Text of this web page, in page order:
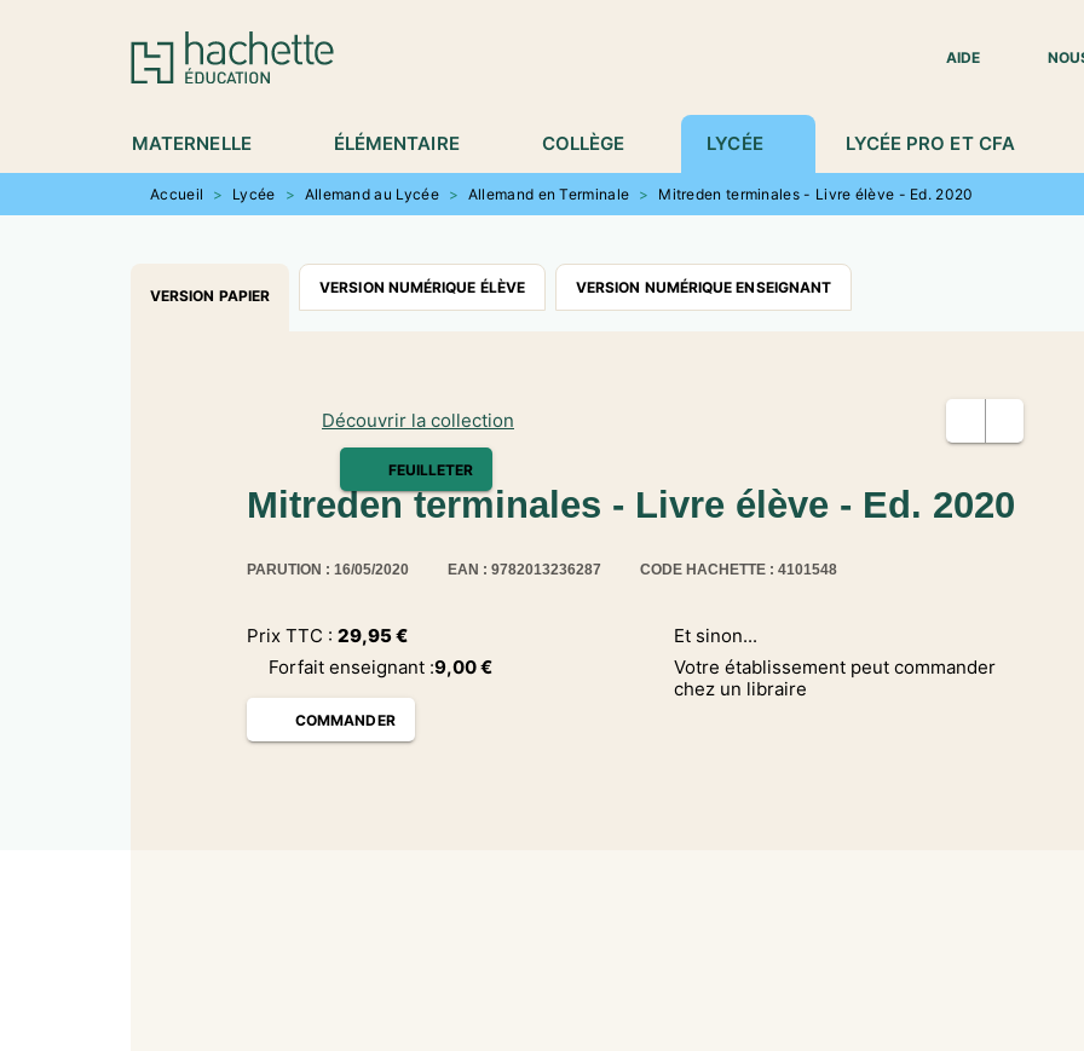
MENU RECHERCHE
AIDE
MATERNELLE ÉLÉMENTAIRE COLLÈGE LYCÉE LYCÉE PRO ET CFA
Accueil > Lycée > Allemand au Lycée > Allemand en Terminale > Mitreden terminales - Livre élève - Ed. 2020
VERSION PAPIER VERSION NUMÉRIQUE ÉLÈVE VERSION NUMÉRIQUE ENSEIGNANT
FEUILLETER
Découvrir la collection
Mitreden terminales - Livre élève - Ed. 2020
PARUTION : 16/05/2020 EAN : 9782013236287 CODE HACHETTE : 4101548
Prix TTC : 29,95€
Forfait enseignant :9,00€
COMMANDER
Et sinon...
Votre établissement peut commander
chez un libraire